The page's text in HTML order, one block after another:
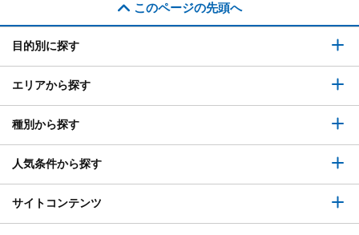
このページの先頭へ
目的別に探す
エリアから探す
種別から探す
人気条件から探す
サイトコンテンツ